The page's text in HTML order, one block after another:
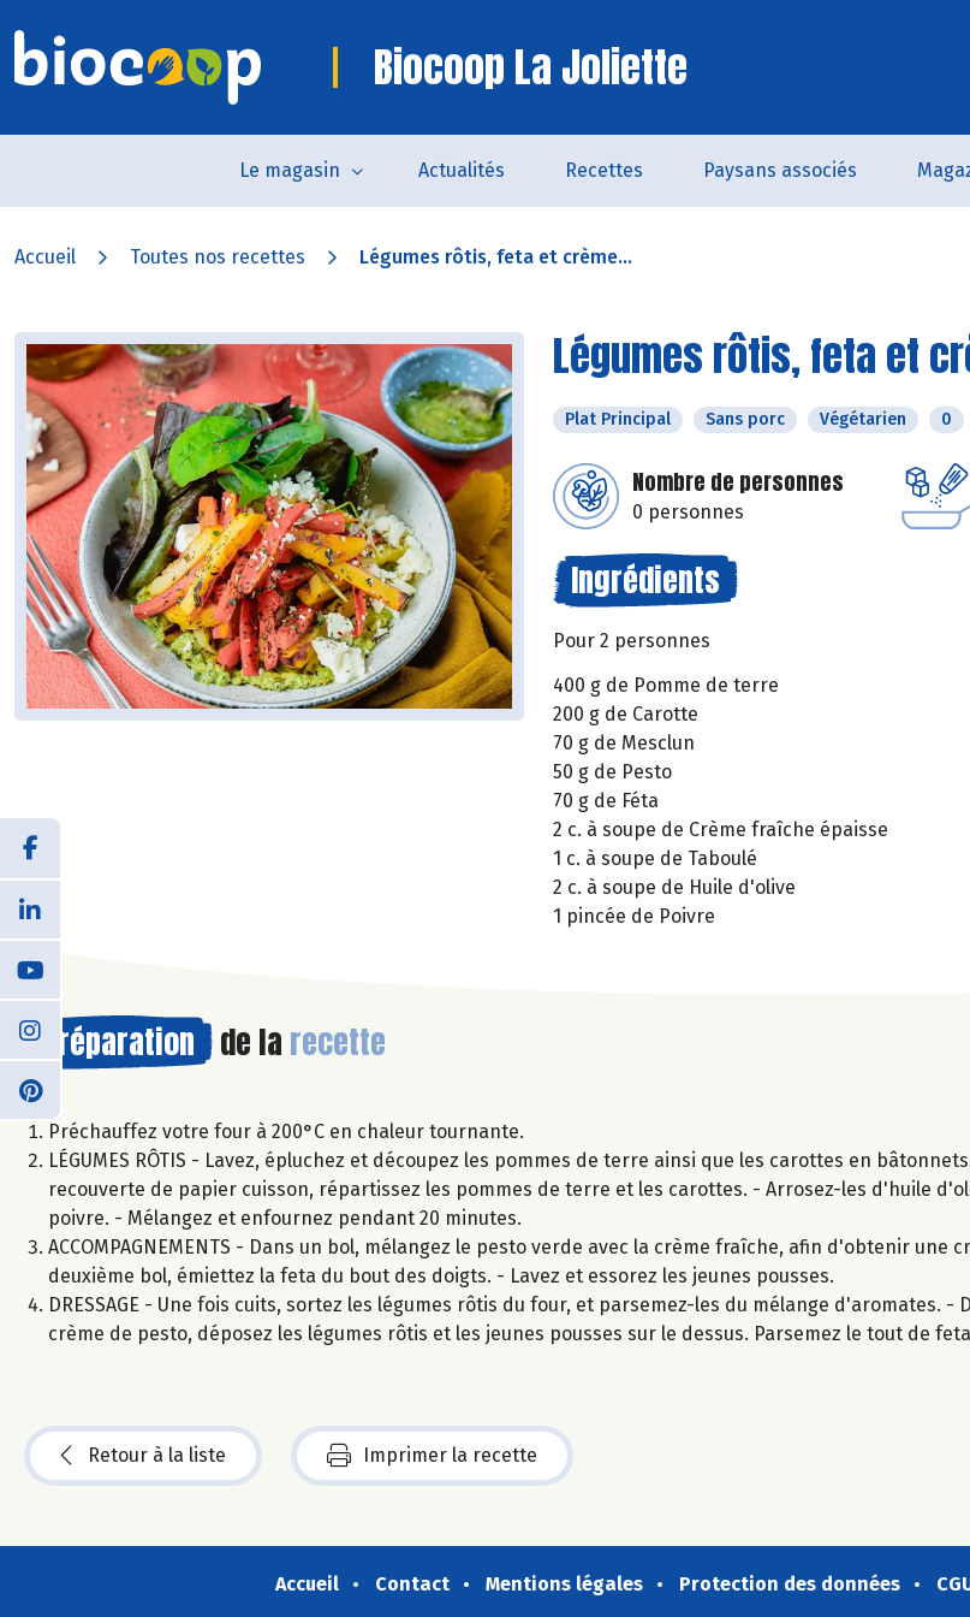
Biocoop La Joliette
Le magasin Actualités Recettes Paysans associés
Accueil Toutes nos recettes Légumes rôtis, feta et crème...
Légumes rôtis, feta et
Plat Principal Sans porc Végétarien 0
Nombre de personnes
0 personnes
Ingrédients
Pour 2 personnes
400 g de Pomme de terre
200 g de Carotte
70 g de Mesclun
50 g de Pesto
70 g de Féta
2 c. à soupe de Crème fraîche épaisse
1 c. à soupe de Taboulé
2 c. à soupe de Huile d'olive
1 pincée de Poivre
Préparation de la recette
Préchauffez votre four à 200°C en chaleur tournante.
LÉGUMES RÔTIS - Lavez, épluchez et découpez les pommes de terre ainsi que les carottes en
recouverte de papier cuisson, répartissez les pommes de terre et les carottes. - Arrosez-les d'huile
poivre. - Mélangez et enfournez pendant 20 minutes.
ACCOMPAGNEMENTS - Dans un bol, mélangez le pesto verde avec la crème fraîche, afin d'obtenir une
deuxième bol, émiettez la feta du bout des doigts. - Lavez et essorez les jeunes pousses.
DRESSAGE - Une fois cuits, sortez les légumes rôtis du four, et parsemez-les du mélange d'aromates. -
crème de pesto, déposez les légumes rôtis et les jeunes pousses sur le dessus. Parsemez le tout de
Retour à la liste Imprimer la recette
Accueil Contact Mentions légales Protection des données